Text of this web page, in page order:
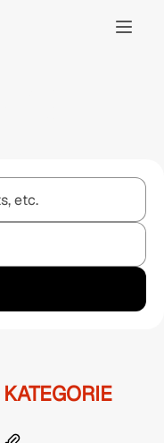
etc.
KATEGORIE